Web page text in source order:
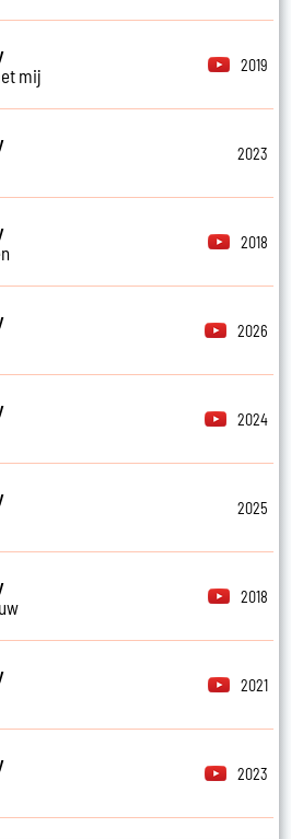
mij
2019
2023
2018
2026
2024
2025
2018
2021
2023